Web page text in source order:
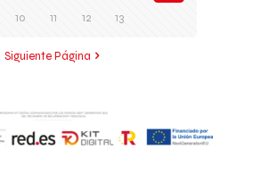
10 11 12 13
Siguiente Página